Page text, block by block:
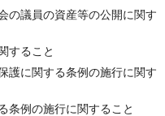
の議員の資産等の公開に関す
すること
護に関する条例の施行に関す
条例の施行に関すること